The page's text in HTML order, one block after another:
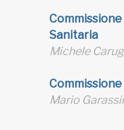
Sanitaria
Michele
Mario